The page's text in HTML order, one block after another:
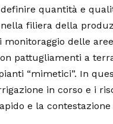
quantità e
filiera della
delle
pattugliamenti a
“mimetici”. In
in corso e i
e la